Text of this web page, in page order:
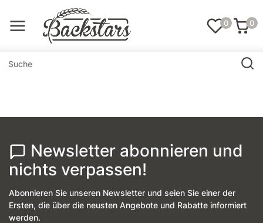
0 0
Newsletter abonnieren und
nichts verpassen!
Abonnieren Sie unseren Newsletter und seien Sie einer der
Ersten, die über die neusten Angebote und Rabatte informiert
werden.